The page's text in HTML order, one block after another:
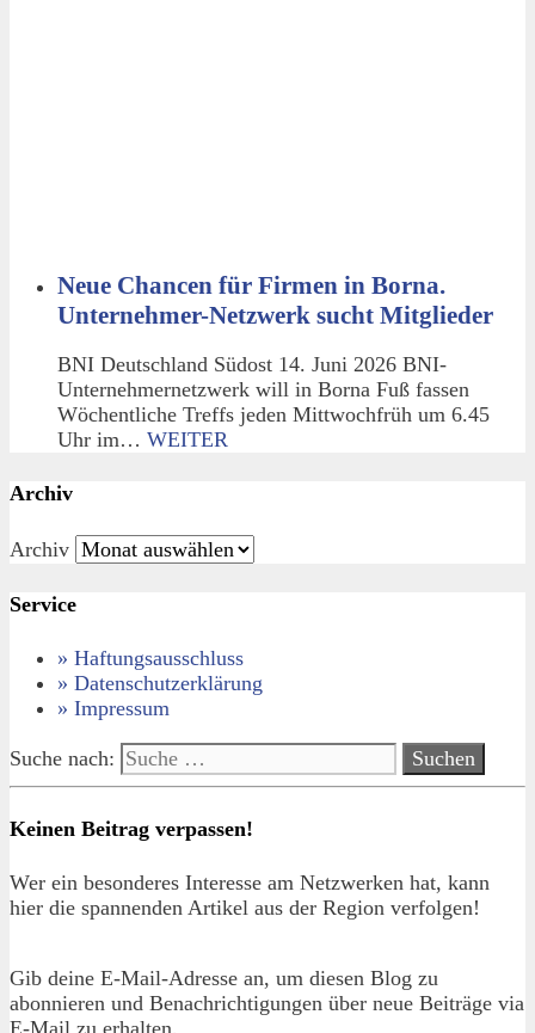
Neue Chancen für Firmen in Borna.
Unternehmer-Netzwerk sucht Mitglieder
BNI Deutschland Südost 14. Juni 2026 BNI-
Unternehmernetzwerk will in Borna Fuß fassen
Wöchentliche Treffs jeden Mittwochfrüh um 6.45
Uhr im… WEITER
Archiv
Archiv
Service
» Haftungsausschluss
» Datenschutzerklärung
» Impressum
Suche nach:
Keinen Beitrag verpassen!
Wer ein besonderes Interesse am Netzwerken hat, kann
hier die spannenden Artikel aus der Region verfolgen!
Gib deine E-Mail-Adresse an, um diesen Blog zu
abonnieren und Benachrichtigungen über neue Beiträge via
E-Mail zu erhalten.